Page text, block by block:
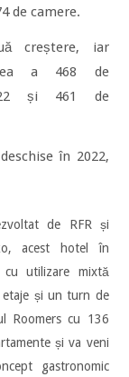
de camere.
creștere, iar
a 468 de
și 461 de
în 2022,
de RFR și
acest hotel în
utilizare mixtă
și un turn de
Roomers cu 136
și va veni
gastronomic